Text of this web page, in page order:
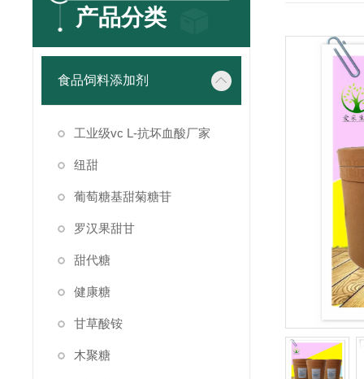
产品分类
食品饲料添加剂
工业级vc L-抗坏血酸厂家
纽甜
葡萄糖基甜菊糖苷
罗汉果甜甘
甜代糖
健康糖
甘草酸铵
木聚糖